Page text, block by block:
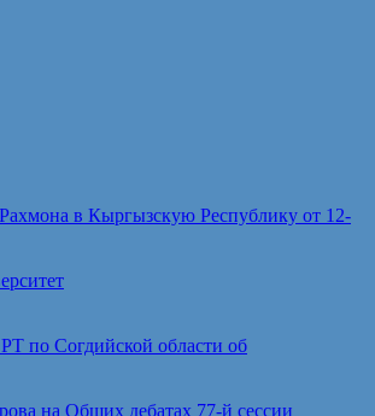
в Кыргызскую Республику от 12-
по Согдийской области об
на Общих дебатах 77-й сессии